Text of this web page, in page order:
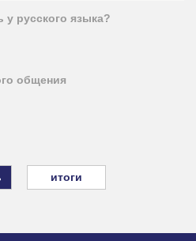
у русского языка?
общения
итоги